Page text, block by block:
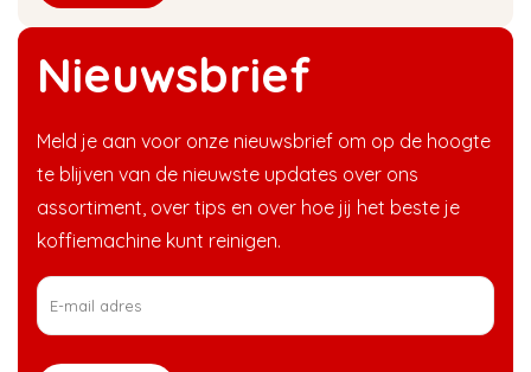
Nieuwsbrief
Meld je aan voor onze nieuwsbrief om op de hoogte
te blijven van de nieuwste updates over ons
assortiment, over tips en over hoe jij het beste je
koffiemachine kunt reinigen.